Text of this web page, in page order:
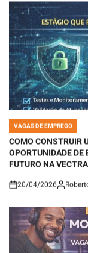
POSTED
IN
VAGAS DE EMPREGO
COMO CONSTRUIR
OPORTUNIDADE DE
FUTURO NA VECTRA
on